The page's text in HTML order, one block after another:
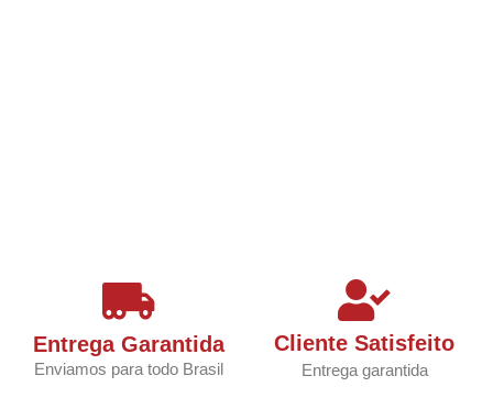
Entrega Garantida
Enviamos para todo Brasil
Cliente Satisfeito
Entrega garantida